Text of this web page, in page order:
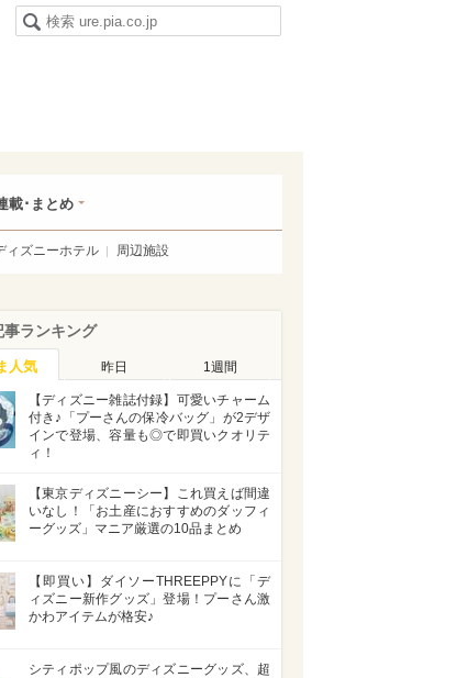
載･まとめ
ィズニーホテル 周辺施設
事ランキング
人気 昨日 1週間
【ディズニー雑誌付録】可愛いチャーム
付き♪「プーさんの保冷バッグ」が2デザ
インで登場、容量も◎で即買いクオリテ
ィ！
【東京ディズニーシー】これ買えば間違
いなし！「お土産におすすめのダッフィ
ーグッズ」マニア厳選の10品まとめ
【即買い】ダイソーTHREEPPYに「デ
ィズニー新作グッズ」登場！プーさん激
かわアイテムが格安♪
シティポップ風のディズニーグッズ、超